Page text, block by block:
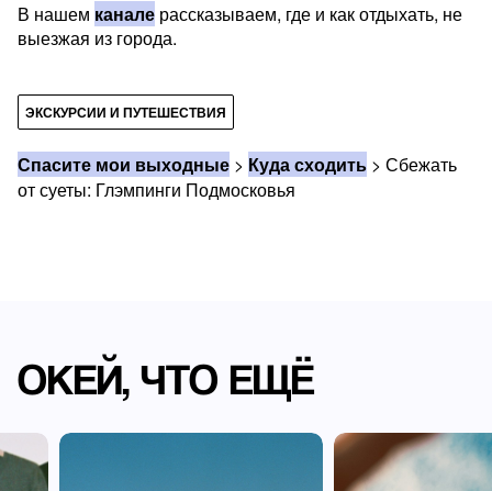
В нашем канале рассказываем, где и как отдыхать, не
выезжая из города.
ЭКСКУРСИИ И ПУТЕШЕСТВИЯ
Спасите мои выходные > Куда сходить > Сбежать
от суеты: Глэмпинги Подмосковья
ОКЕЙ, ЧТО ЕЩЁ